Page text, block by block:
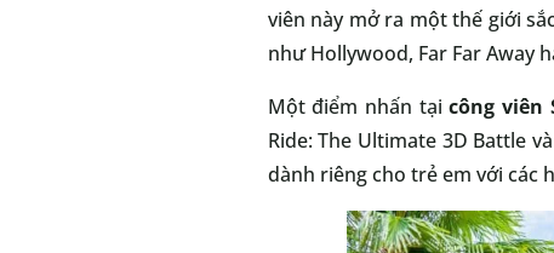
viên này mở ra một thế giới
như Hollywood, Far Far Away
Một điểm nhấn tạicông viên
Ride: The Ultimate 3D Battle
dành riêng cho trẻ em với các